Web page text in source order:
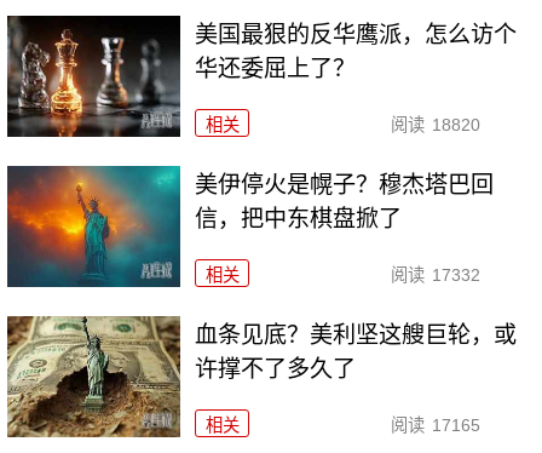
美国最狠的反华鹰派，怎么访个
华还委屈上了？
相关 阅读 18820
美伊停火是幌子？穆杰塔巴回
信，把中东棋盘掀了
相关 阅读 17332
血条见底？美利坚这艘巨轮，或
许撑不了多久了
相关 阅读 17165